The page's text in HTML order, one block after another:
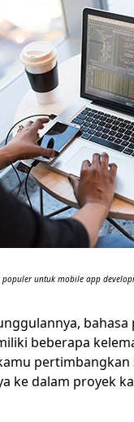
untuk mobile app
beberapa
pertimbangkan
ke dalam proyek